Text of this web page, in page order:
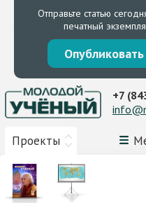
Отправьте статью
печатный
Проекты
+7